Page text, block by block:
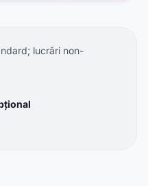
lucrări non-